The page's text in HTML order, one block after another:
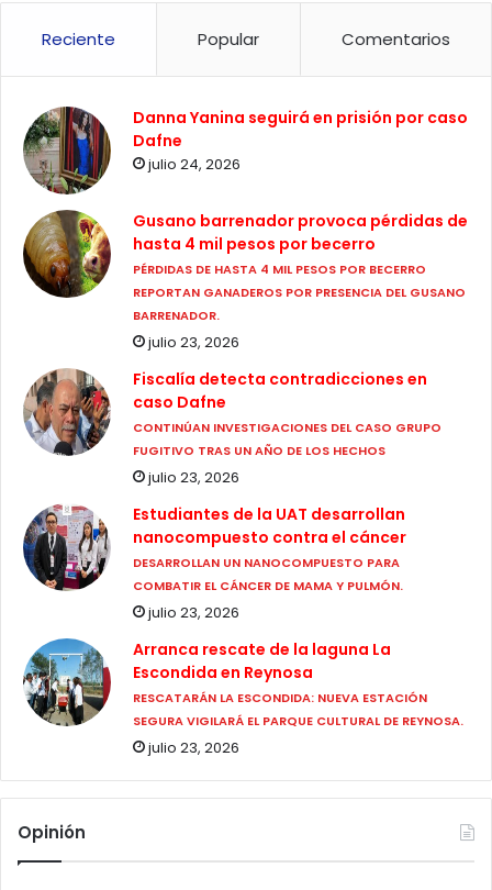
Reciente Popular Comentarios
Danna Yanina seguirá en prisión por caso
Dafne
julio 24, 2026
Gusano barrenador provoca pérdidas de
hasta 4 mil pesos por becerro
PÉRDIDAS DE HASTA 4 MIL PESOS POR BECERRO
REPORTAN GANADEROS POR PRESENCIA DEL GUSANO
BARRENADOR.
julio 23, 2026
Fiscalía detecta contradicciones en
caso Dafne
CONTINÚAN INVESTIGACIONES DEL CASO GRUPO
FUGITIVO TRAS UN AÑO DE LOS HECHOS
julio 23, 2026
Estudiantes de la UAT desarrollan
nanocompuesto contra el cáncer
DESARROLLAN UN NANOCOMPUESTO PARA
COMBATIR EL CÁNCER DE MAMA Y PULMÓN.
julio 23, 2026
Arranca rescate de la laguna La
Escondida en Reynosa
RESCATARÁN LA ESCONDIDA: NUEVA ESTACIÓN
SEGURA VIGILARÁ EL PARQUE CULTURAL DE REYNOSA.
julio 23, 2026
Opinión